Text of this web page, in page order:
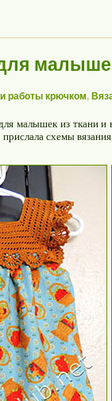
работы крючком,
малышек из ткани
схемы вязания